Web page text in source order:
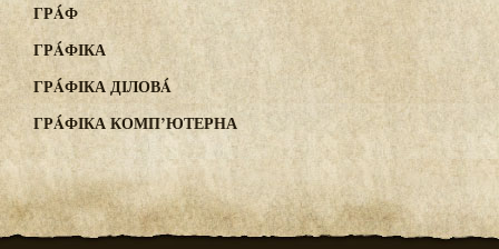
ГРÁФ
ГРÁФІКА
ГРÁФІКА ДІЛОВÁ
ГРÁФІКА КОМП’ЮТЕРНА